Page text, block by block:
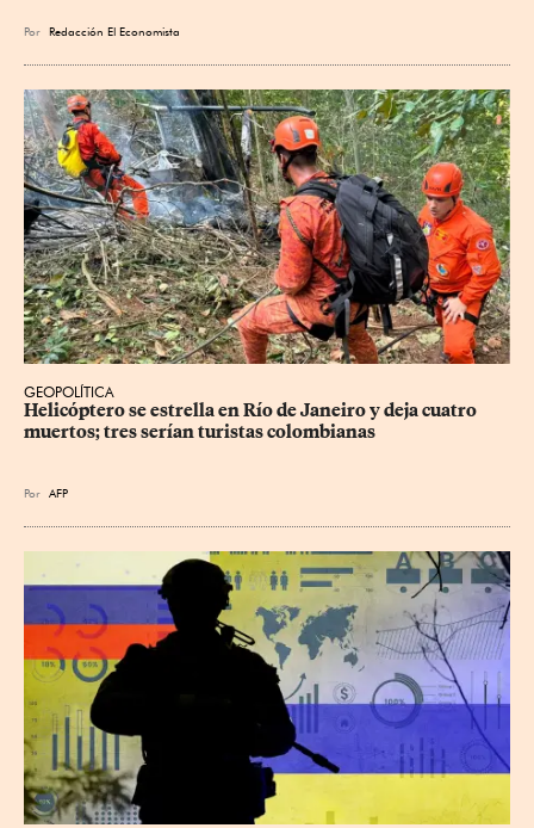
Por Redacción El Economista
GEOPOLÍTICA
Helicóptero se estrella en Río de Janeiro y deja cuatro
muertos; tres serían turistas colombianas
Por AFP